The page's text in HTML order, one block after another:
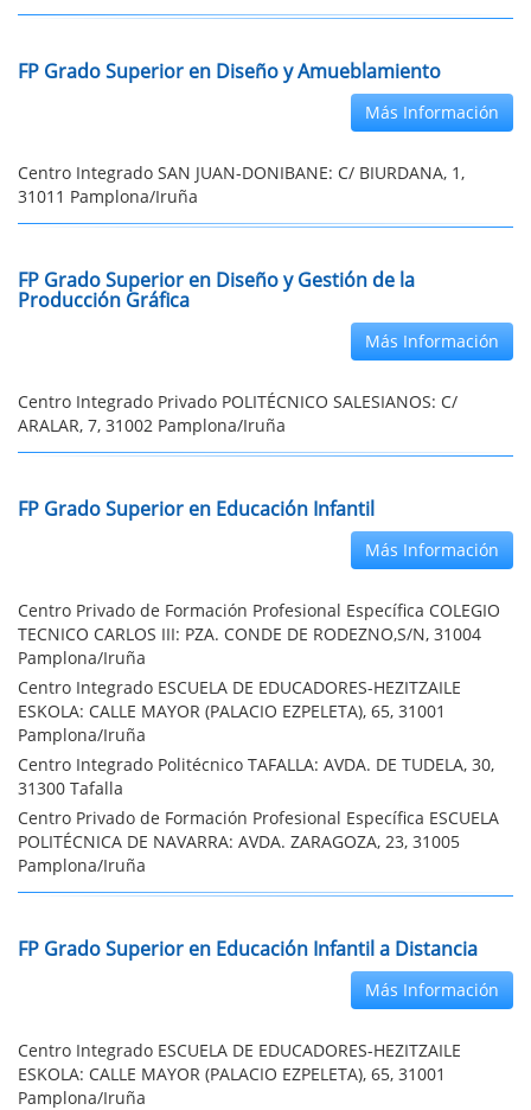
FP Grado Superior en Diseño y Amueblamiento
Más Información
Centro Integrado SAN JUAN-DONIBANE: C/ BIURDANA, 1,
31011 Pamplona/Iruña
FP Grado Superior en Diseño y Gestión de la
Producción Gráfica
Más Información
Centro Integrado Privado POLITÉCNICO SALESIANOS: C/
ARALAR, 7, 31002 Pamplona/Iruña
FP Grado Superior en Educación Infantil
Más Información
Centro Privado de Formación Profesional Específica COLEGIO
TECNICO CARLOS III: PZA. CONDE DE RODEZNO,S/N, 31004
Pamplona/Iruña
Centro Integrado ESCUELA DE EDUCADORES-HEZITZAILE
ESKOLA: CALLE MAYOR (PALACIO EZPELETA), 65, 31001
Pamplona/Iruña
Centro Integrado Politécnico TAFALLA: AVDA. DE TUDELA, 30,
31300 Tafalla
Centro Privado de Formación Profesional Específica ESCUELA
POLITÉCNICA DE NAVARRA: AVDA. ZARAGOZA, 23, 31005
Pamplona/Iruña
FP Grado Superior en Educación Infantil a Distancia
Más Información
Centro Integrado ESCUELA DE EDUCADORES-HEZITZAILE
ESKOLA: CALLE MAYOR (PALACIO EZPELETA), 65, 31001
Pamplona/Iruña